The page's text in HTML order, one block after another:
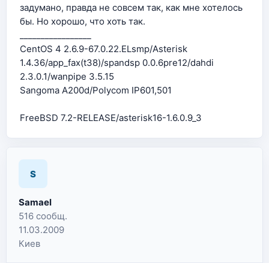
задумано, правда не совсем так, как мне хотелось
бы. Но хорошо, что хоть так.
CentOS 4 2.6.9-67.0.22.ELsmp/Asterisk
1.4.36/app_fax(t38)/spandsp 0.0.6pre12/dahdi
2.3.0.1/wanpipe 3.5.15
Sangoma A200d/Polycom IP601,501
FreeBSD 7.2-RELEASE/asterisk16-1.6.0.9_3
S
Samael
516 сообщ.
11.03.2009
Киев